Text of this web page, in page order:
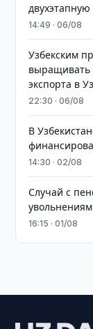
двухэтапную
14:49 · 06/08
Узбекским
выращивать
экспорта в
22:30 · 06/08
В
14:30 · 02/08
Случай с
16:15 · 01/08